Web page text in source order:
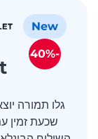
גלו תמורה
שכעת זמין
New
-40%